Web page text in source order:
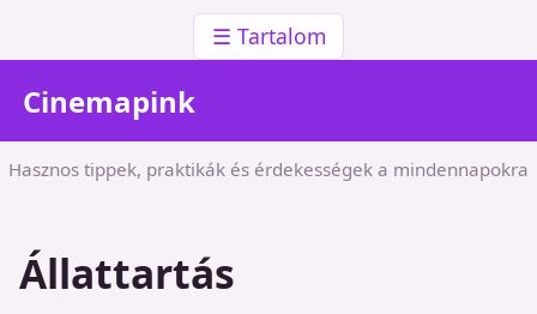
☰ Tartalom
Cinemapink
Hasznos tippek, praktikák és érdekességek a mindennapokra
Állattartás